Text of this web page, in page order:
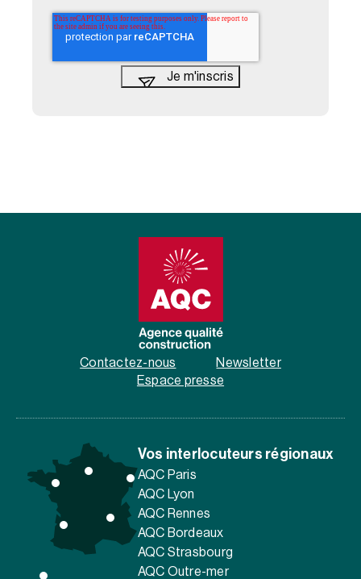
Contactez-nous
Newsletter
Espace presse
Vos interlocuteurs régionaux
AQC Paris
AQC Lyon
AQC Rennes
AQC Bordeaux
AQC Strasbourg
AQC Outre-mer